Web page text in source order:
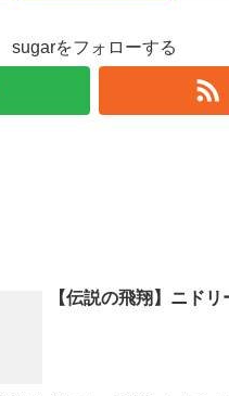
sugarをフォローする
【伝説の飛翔】ニドリ